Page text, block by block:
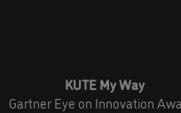
KUTE My Way
Gartner Eye on Innovation